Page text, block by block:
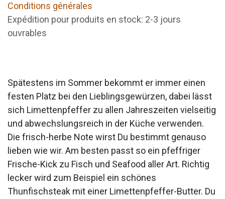
Conditions générales
Expédition pour produits en stock: 2-3 jours
ouvrables
Spätestens im Sommer bekommt er immer einen
festen Platz bei den Lieblingsgewürzen, dabei lässt
sich Limettenpfeffer zu allen Jahreszeiten vielseitig
und abwechslungsreich in der Küche verwenden.
Die frisch-herbe Note wirst Du bestimmt genauso
lieben wie wir. Am besten passt so ein pfeffriger
Frische-Kick zu Fisch und Seafood aller Art. Richtig
lecker wird zum Beispiel ein schönes
Thunfischsteak mit einer Limettenpfeffer-Butter. Du